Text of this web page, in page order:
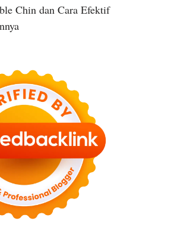
Chin dan Cara Efektif